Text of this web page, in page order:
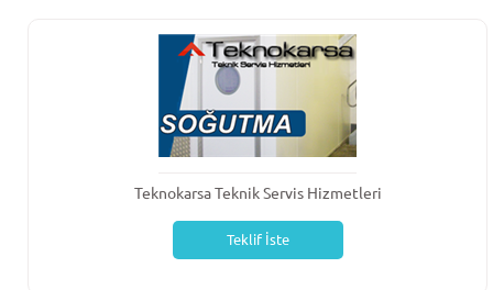
Teknokarsa Teknik Servis Hizmetleri
Teklif İste